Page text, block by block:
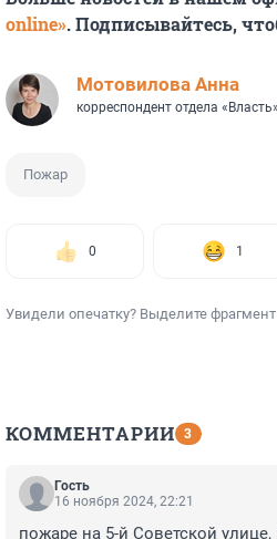
online». Подписывайтесь,
Мотовилова Анна
корреспондент отдела «Власть»
Пожар
0 1
Увидели опечатку? Выделите
КОММЕНТАРИИ 3
Гость
16 ноября 2024, 22:21
пожаре на 5-й Советской улице,